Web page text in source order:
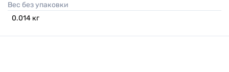
Вес без упаковки
0.014 кг